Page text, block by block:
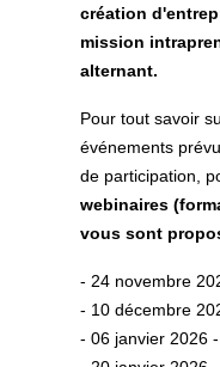
création
mission
alternant.
Pour tout savoir
événements
de participation,
webinaires
vous sont
- 24 novembre
- 10 décembre
- 06 janvier 2026